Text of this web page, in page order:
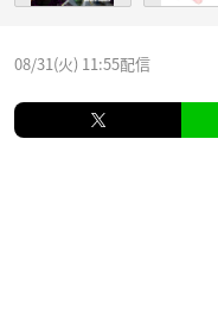
08/31(火) 11:55配信